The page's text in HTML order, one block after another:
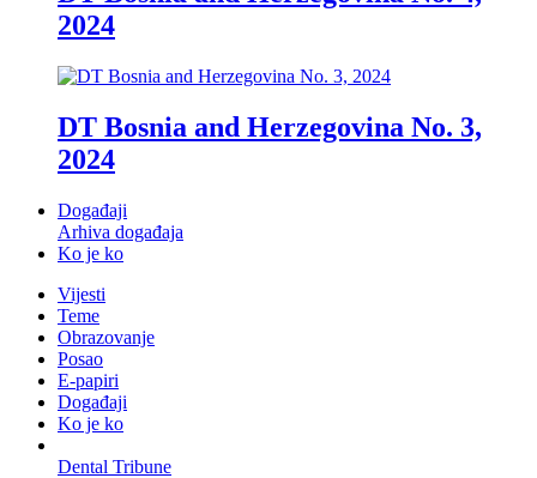
2024
DT Bosnia and Herzegovina No. 3,
2024
Događaji
Arhiva događaja
Ko je ko
Vijesti
Teme
Obrazovanje
Posao
E-papiri
Događaji
Ko je ko
Dental Tribune